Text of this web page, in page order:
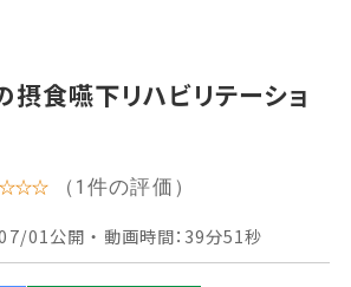
摂食嚥下リハビリテーショ
（1件の評価）
01公開 ・ 動画時間：39分51秒